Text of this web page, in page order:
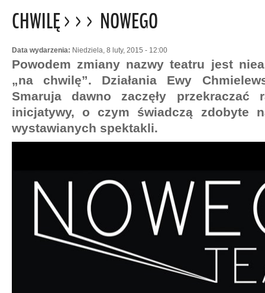
CHWILĘ >>> NOWEGO
Data wydarzenia: Niedziela, 8 luty, 2015 - 12:00
Powodem zmiany nazwy teatru jest
„na chwilę”. Działania Ewy
Smaruja dawno zaczęły przekraczać
inicjatywy, o czym świadczą zdobyte
wystawianych spektakli.